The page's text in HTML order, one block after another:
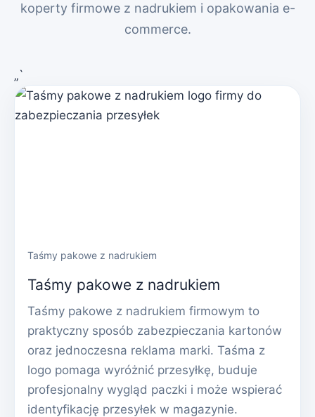
koperty firmowe z nadrukiem i opakowania e-
commerce.
„`
Taśmy pakowe z nadrukiem
Taśmy pakowe z nadrukiem
Taśmy pakowe z nadrukiem firmowym to
praktyczny sposób zabezpieczania kartonów
oraz jednoczesna reklama marki. Taśma z
logo pomaga wyróżnić przesyłkę, buduje
profesjonalny wygląd paczki i może wspierać
identyfikację przesyłek w magazynie.